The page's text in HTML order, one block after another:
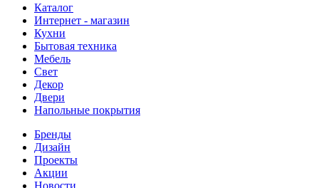
Каталог
Интернет - магазин
Кухни
Бытовая техника
Мебель
Свет
Декор
Двери
Напольные покрытия
Бренды
Дизайн
Проекты
Акции
Новости